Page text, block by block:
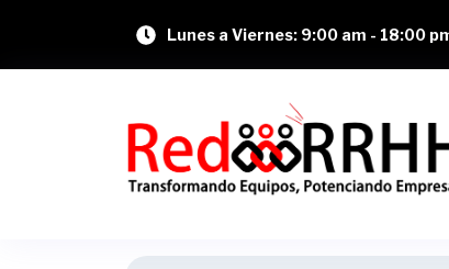
Lunes a Viernes: 9:00 am - 18:00